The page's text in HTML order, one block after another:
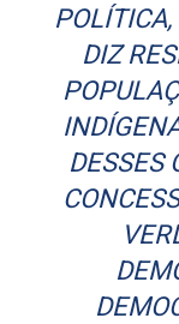
DIZ
DESSES